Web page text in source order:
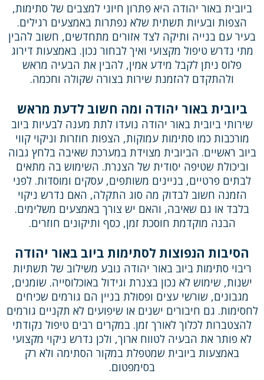
ביובית באור יהודה היא פתרון חיוני למצבים של סתימות,
הצפות ובעיות תשתית שלא נפתרות באמצעים רגילים.
בעיר עם בנייה ותיקה לצד אזורים מתחדשים, חשוב להבין
מתי נדרש טיפול מקצועי ואיך לבחור נכון. באמצעות דירוג
פלוס ניתן לקבל מידע אמין, להבין את הבעיה מראש
ולהתקדם להזמנת שירות בצורה שקולה וחכמה.
ביובית באור יהודה ומה חשוב לדעת מראש
שירותי ביובית באור יהודה נועדו לתת מענה לבעיות ביוב
מורכבות כמו סתימות עמוקות, הצפות חוזרות וניקוי קווי
ביוב ראשיים. הביובית מצוידת במערכת שאיבה בלחץ גבוה
וביכולת שטיפה יסודית של הצנרת. השימוש בה מתאים
לבתים פרטיים, בניינים משותפים, עסקים ומוסדות. לפני
הזמנה חשוב לבדוק מה סוג התקלה, האם נדרש ניקוי
בלבד או גם שאיבה, והאם יש צורך באמצעים משלימים.
הבנה מוקדמת חוסכת זמן, כסף ותיקונים חוזרים.
הסיבות הנפוצות לסתימות ביוב באור יהודה
ריבוי סתימות ביוב באור יהודה נובע משילוב של תשתיות
ישנות, שימוש לא נכון בצנרת וגידול באוכלוסייה. שומנים,
מגבונים, שורשי עצים ופסולת בניין הם גורמים שכיחים
לחסימות. גם חיבורים ישנים או שיפועים לא תקניים גורמים
להצטברות לכלוך לאורך זמן. במקרים רבים טיפול נקודתי
לא פותר את הבעיה לטווח ארוך, ולכן נדרש ניקוי מקצועי
באמצעות ביובית שמטפלת במקור הסתימה ולא רק
בסימפטום.